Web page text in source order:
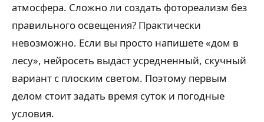
атмосфера. Сложно ли создать фотореализм без
правильного освещения? Практически
невозможно. Если вы просто напишете «дом в
лесу», нейросеть выдаст усредненный, скучный
вариант с плоским светом. Поэтому первым
делом стоит задать время суток и погодные
условия.